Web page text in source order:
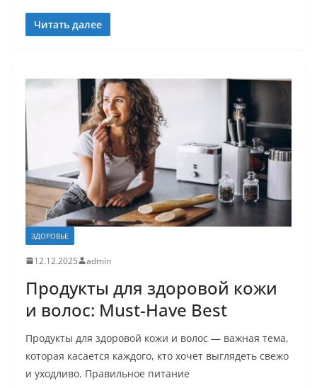
Читать далее
ЗДОРОВЬЕ
12.12.2025 admin
Продукты для здоровой кожи
и волос: Must-Have Best
Продукты для здоровой кожи и волос — важная тема,
которая касается каждого, кто хочет выглядеть свежо
и уходливо. Правильное питание